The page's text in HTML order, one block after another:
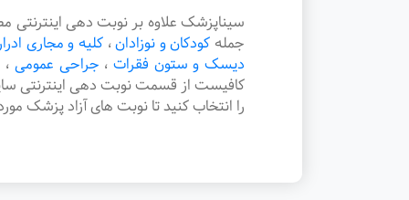
سیناپزشک علاوه بر نوبت دهی
جمله کودکان و نوزادان، کلیه و مجاری
دیسک و ستون فقرات ، جراحی عمومی ،
کافیست از قسمت نوبت دهی اینترنتی
را انتخاب کنید تا نوبت های آزاد پزشک